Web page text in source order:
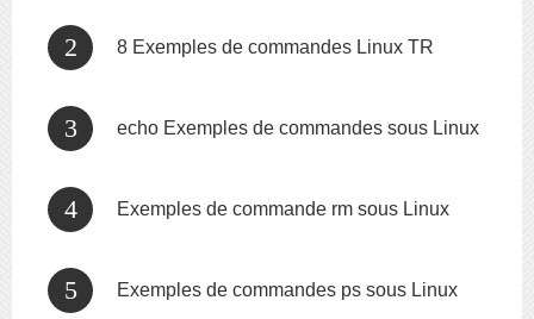
8 Exemples de commandes Linux TR
echo Exemples de commandes sous Linux
Exemples de commande rm sous Linux
Exemples de commandes ps sous Linux